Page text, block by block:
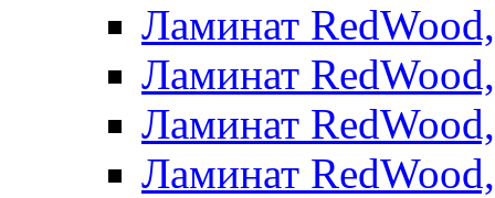
Ламинат
Ламинат
Ламинат
Ламинат